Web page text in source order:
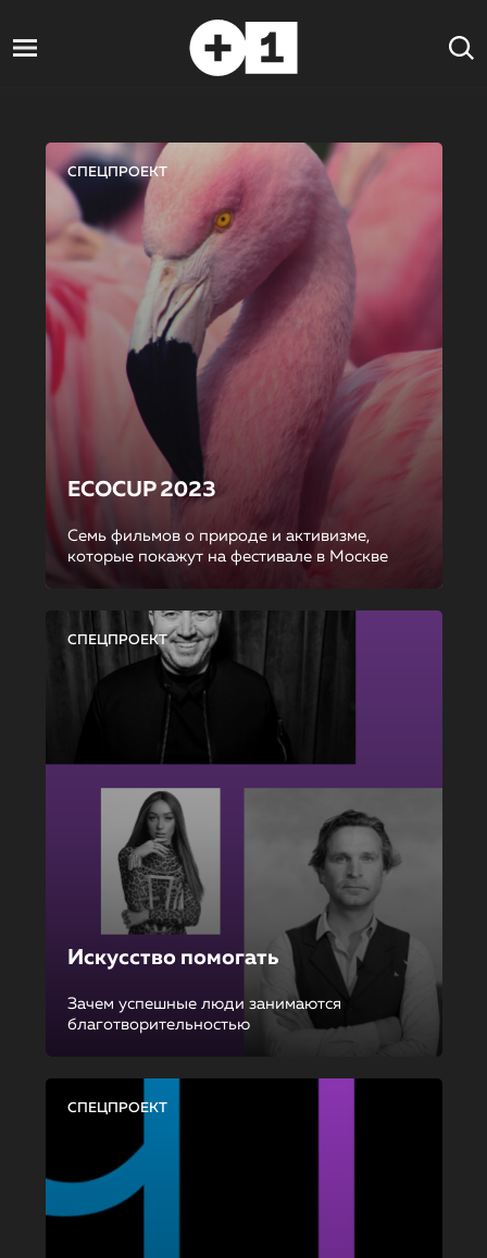
СПЕЦПРОЕКТ
ECOCUP 2023
Семь фильмов о природе и активизме,
которые покажут на фестивале в Москве
СПЕЦПРОЕКТ
Искусство помогать
Зачем успешные люди занимаются
благотворительностью
СПЕЦПРОЕКТ